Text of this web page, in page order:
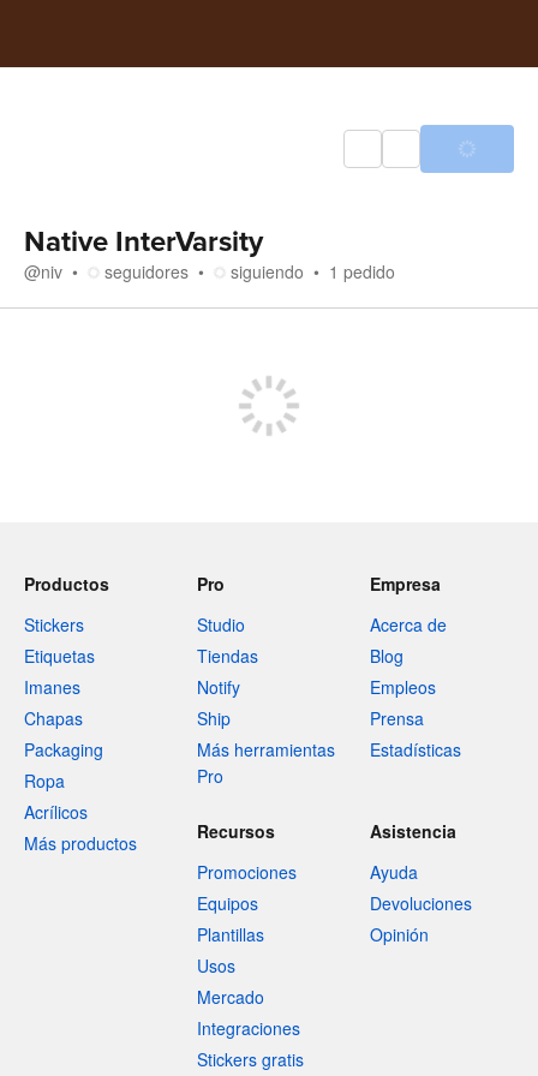
Native InterVarsity
@niv seguidores siguiendo 1 pedido
Productos
Stickers
Etiquetas
Imanes
Chapas
Packaging
Ropa
Acrílicos
Más productos
Pro
Studio
Tiendas
Notify
Ship
Más herramientas
Pro
Empresa
Acerca de
Blog
Empleos
Prensa
Estadísticas
Recursos
Promociones
Equipos
Plantillas
Usos
Mercado
Integraciones
Stickers gratis
Asistencia
Ayuda
Devoluciones
Opinión